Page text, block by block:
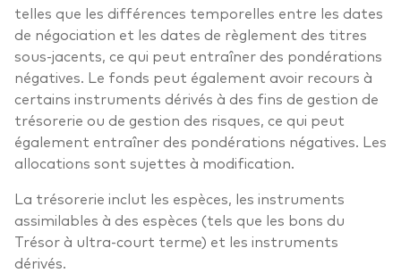
telles que les différences temporelles entre les dates
de négociation et les dates de règlement des titres
sous-jacents, ce qui peut entraîner des pondérations
négatives. Le fonds peut également avoir recours à
certains instruments dérivés à des fins de gestion de
trésorerie ou de gestion des risques, ce qui peut
également entraîner des pondérations négatives. Les
allocations sont sujettes à modification.
La trésorerie inclut les espèces, les instruments
assimilables à des espèces (tels que les bons du
Trésor à ultra-court terme) et les instruments
dérivés.